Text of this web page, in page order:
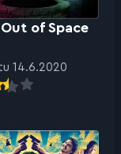
of Space
14.6.2020